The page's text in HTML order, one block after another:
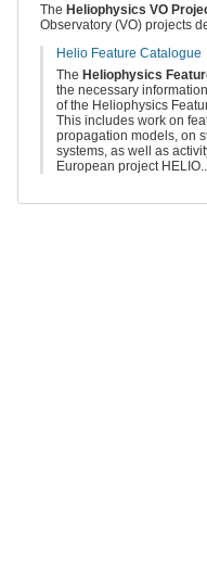
The Heliophysics VO
Observatory (VO) projects
Helio Feature Catalogue
The Heliophysics
the necessary
of the Heliophysics
This includes work on
propagation models, on
systems, as well as
European project HELIO....